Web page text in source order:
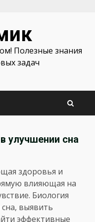
Полезные знания
задач
улучшении сна
здоровья и
влияющая на
Биология
выявить
эффективные